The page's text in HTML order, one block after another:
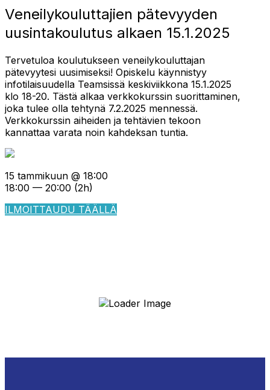
Veneilykouluttajien pätevyyden
uusintakoulutus alkaen 15.1.2025
Tervetuloa koulutukseen veneilykouluttajan
pätevyytesi uusimiseksi! Opiskelu käynnistyy
infotilaisuudella Teamsissä keskiviikkona 15.1.2025
klo 18-20. Tästä alkaa verkkokurssin suorittaminen,
joka tulee olla tehtynä 7.2.2025 mennessä.
Verkkokurssin aiheiden ja tehtävien tekoon
kannattaa varata noin kahdeksan tuntia.
15 tammikuun @ 18:00
18:00 — 20:00 (2h)
ILMOITTAUDU TÄÄLLÄ